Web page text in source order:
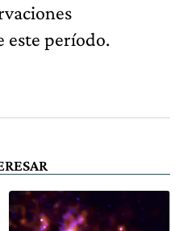
este período.